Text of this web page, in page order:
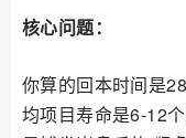
核心问题：
你算的回本时间是
均项目寿命是6-12